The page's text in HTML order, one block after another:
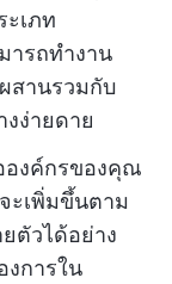
เภท
ารถทำงาน
สานรวมกับ
ง่ายดาย
องค์กรของคุณ
ะเพิ่มขึ้นตาม
ตัวได้อย่าง
การใน